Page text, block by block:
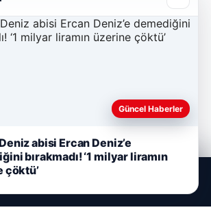
Bebeğin Hayatını Kurtaran
Güncel Haberler
abisi Ercan Deniz’e
bırakmadı! ‘1 milyar liramın
çöktü’